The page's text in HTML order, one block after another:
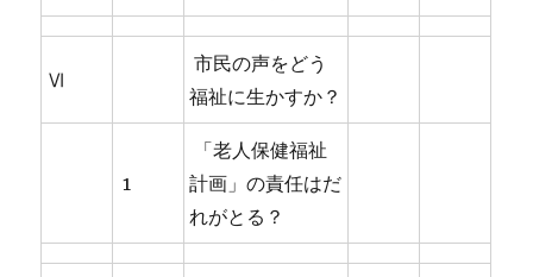
Ⅵ
市民の声をどう
福祉に生かすか？
1
「老人保健福祉
計画」の責任はだ
れがとる？